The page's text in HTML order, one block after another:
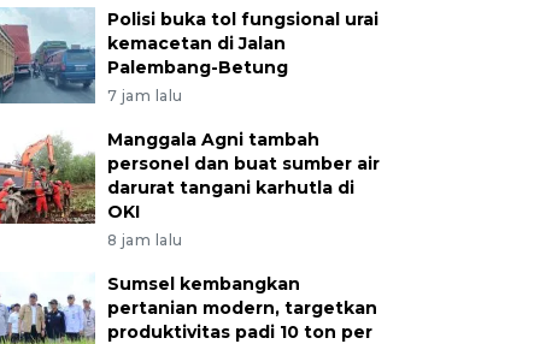
Polisi buka tol fungsional urai
kemacetan di Jalan
Palembang-Betung
7 jam lalu
Manggala Agni tambah
personel dan buat sumber air
darurat tangani karhutla di
OKI
8 jam lalu
Sumsel kembangkan
pertanian modern, targetkan
produktivitas padi 10 ton per